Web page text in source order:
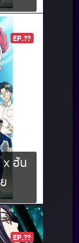
EP.??
ฮัน
EP.??